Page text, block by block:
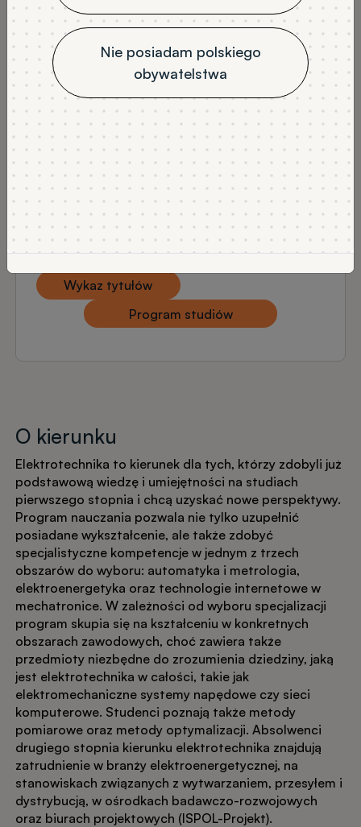
Nie posiadam polskiego
obywatelstwa
stacjonarne
niestacjonarne
3
JĘZYK WYKŁADOWY
polski
Program studiów
Rekrutacja na semestr letni
Rekrutacja na semestr zimowy
Studia niestacjonarne - rekrutacja na semestr
zimowy.
Studia stacjonarne - rekrutacja na semestr
letni.
Wykaz tytułów
O kierunku
Elektrotechnika to kierunek dla tych, którzy zdobyli już
podstawową wiedzę i umiejętności na studiach
pierwszego stopnia i chcą uzyskać nowe perspektywy.
Program nauczania pozwala nie tylko uzupełnić
posiadane wykształcenie, ale także zdobyć
specjalistyczne kompetencje w jednym z trzech
obszarów do wyboru: automatyka i metrologia,
elektroenergetyka oraz technologie internetowe w
mechatronice. W zależności od wyboru specjalizacji
program skupia się na kształceniu w konkretnych
obszarach zawodowych, choć zawiera także
przedmioty niezbędne do zrozumienia dziedziny, jaką
jest elektrotechnika w całości, takie jak
elektromechaniczne systemy napędowe czy sieci
komputerowe. Studenci poznają także metody
pomiarowe oraz metody optymalizacji. Absolwenci
drugiego stopnia kierunku elektrotechnika znajdują
zatrudnienie w branży elektroenergetycznej, na
stanowiskach związanych z wytwarzaniem, przesyłem i
dystrybucją, w ośrodkach badawczo-rozwojowych
oraz biurach projektowych (ISPOL-Projekt).